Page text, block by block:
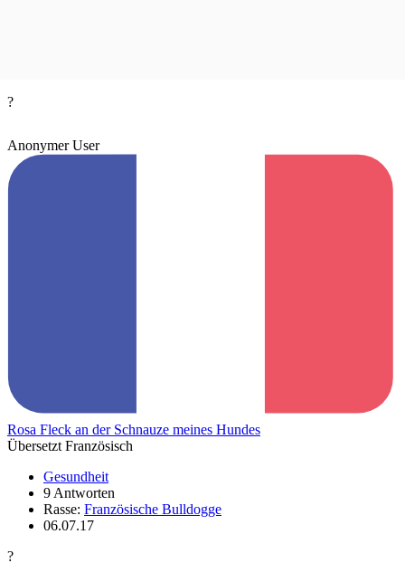
?
Anonymer User
Rosa Fleck an der Schnauze meines Hundes
Übersetzt Französisch
Gesundheit
9 Antworten
Rasse: Französische Bulldogge
06.07.17
?